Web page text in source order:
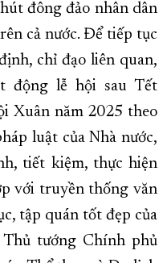
đông đảo nhân dân
cả nước. Để tiếp tục
chỉ đạo liên quan,
động lễ hội sau Tết
Xuân năm 2025 theo
luật của Nhà nước,
tiết kiệm, thực hiện
với truyền thống văn
tập quán tốt đẹp của
Thủ tướng Chính phủ